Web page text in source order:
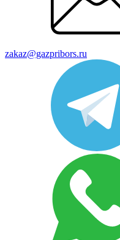
zakaz@gazpribors.ru